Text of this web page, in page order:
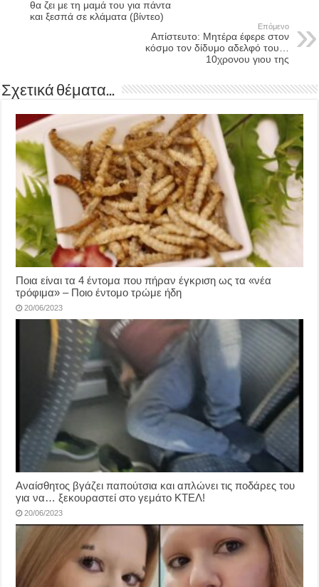
θα ζει με τη μαμά του για πάντα
και ξεσπά σε κλάματα (βίντεο)
Επόμενο
Απίστευτο: Μητέρα έφερε στον
κόσμο τον δίδυμο αδελφό του…
10χρονου γιου της
Σχετικά θέματα...
Ποια είναι τα 4 έντομα που πήραν έγκριση ως τα «νέα
τρόφιμα» – Ποιο έντομο τρώμε ήδη
20/06/2023
Αναίσθητος βγάζει παπούτσια και απλώνει τις ποδάρες του
για να… ξεκουραστεί στο γεμάτο ΚΤΕΛ!
20/06/2023